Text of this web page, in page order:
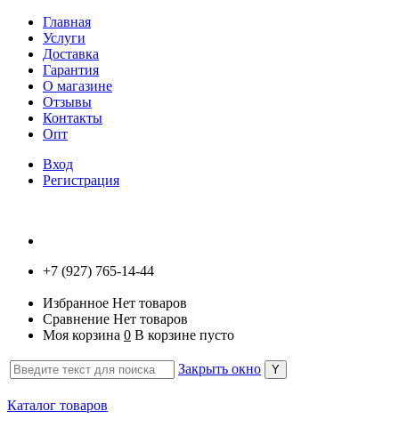
Главная
Услуги
Доставка
Гарантия
О магазине
Отзывы
Контакты
Опт
Вход
Регистрация
+7 (927) 765-14-44
Избранное Нет товаров
Сравнение Нет товаров
Моя корзина 0 В корзине пусто
Закрыть окно
Каталог товаров